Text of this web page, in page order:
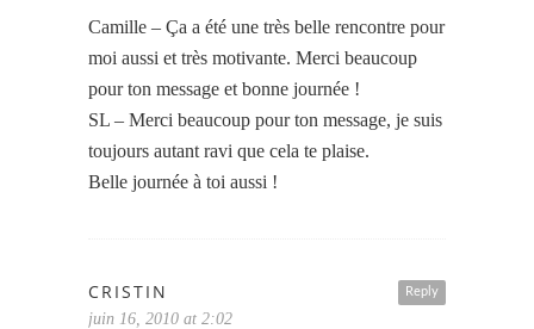
Camille – Ça a été une très belle rencontre pour
moi aussi et très motivante. Merci beaucoup
pour ton message et bonne journée !
SL – Merci beaucoup pour ton message, je suis
toujours autant ravi que cela te plaise.
Belle journée à toi aussi !
Reply
CRISTIN
juin 16, 2010 at 2:02